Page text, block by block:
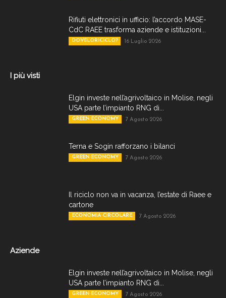
Rifiuti elettronici in ufficio: l’accordo MASE-
CdC RAEE trasforma aziende e istituzioni...
DOVELORICICLO? 16 Luglio 2026
I più visti
Elgin investe nell’agrivoltaico in Molise, negli
USA parte l’impianto RNG di...
GREEN ECONOMY 7 Agosto 2026
Terna e Sogin rafforzano i bilanci
GREEN ECONOMY 7 Agosto 2026
Il riciclo non va in vacanza, l’estate di Raee e
cartone
ECONOMIA CIRCOLARE 7 Agosto 2026
Aziende
Elgin investe nell’agrivoltaico in Molise, negli
USA parte l’impianto RNG di...
GREEN ECONOMY 7 Agosto 2026